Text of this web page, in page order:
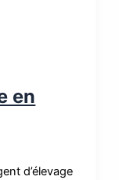
en
d’élevage